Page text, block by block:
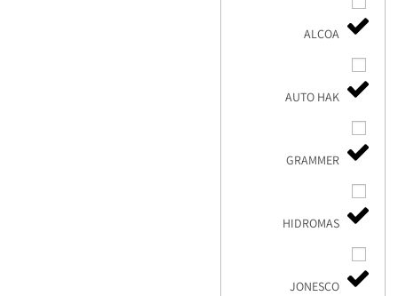
ALCOA
AUTO HAK
GRAMMER
HIDROMAS
JONESCO